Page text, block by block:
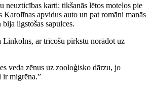
neuzticības karti: tikšanās lētos moteļos pie
Karolīnas apvidus auto un pat romāni manās
ilgstošas sapulces.
Linkolns, ar trīcošu pirkstu norādot uz
veda zēnus uz zooloģisko dārzu, jo
ir migrēna.”